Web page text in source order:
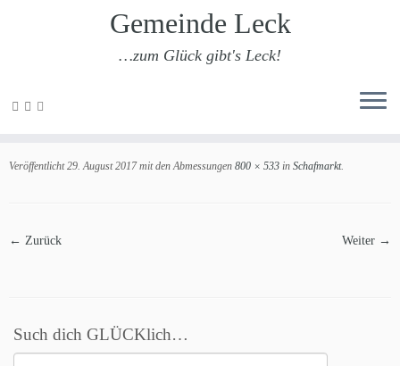
Zum
Gemeinde Leck
…zum Glück gibt's Leck!
Veröffentlicht 29. August 2017mit den Abmessungen 800 × 533 in Schafmarkt.
← Zurück Weiter →
Such dich GLÜCKlich…